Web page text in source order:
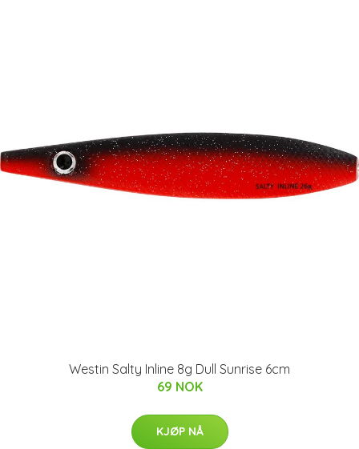
Westin Salty Inline 8g Dull Sunrise 6cm
69 NOK
KJØP NÅ